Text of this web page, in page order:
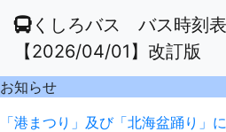
くしろバス バス時刻
【2026/04/01】改訂版
お知らせ
「港まつり」及び「北海盆踊り」